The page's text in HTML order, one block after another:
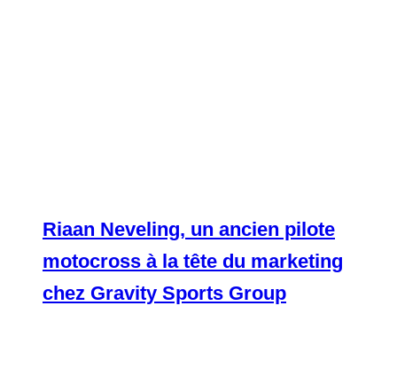
Riaan Neveling, un ancien pilote
motocross à la tête du marketing
chez Gravity Sports Group